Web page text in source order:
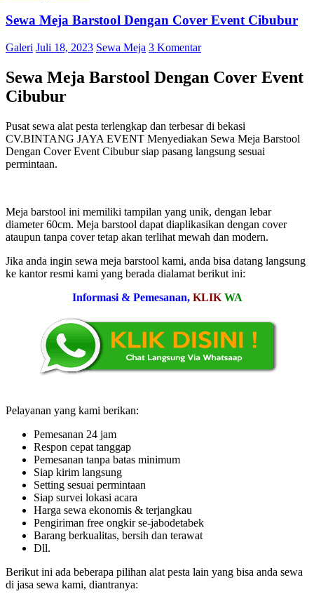
Sewa Meja Barstool Dengan Cover Event Cibubur
Galeri Juli 18, 2023 Sewa Meja 3 Komentar
Sewa Meja Barstool Dengan Cover Event
Cibubur
Pusat sewa alat pesta terlengkap dan terbesar di bekasi
CV.BINTANG JAYA EVENT Menyediakan Sewa Meja Barstool
Dengan Cover Event Cibubur siap pasang langsung sesuai
permintaan.
Meja barstool ini memiliki tampilan yang unik, dengan lebar
diameter 60cm. Meja barstool dapat diaplikasikan dengan cover
ataupun tanpa cover tetap akan terlihat mewah dan modern.
Jika anda ingin sewa meja barstool kami, anda bisa datang langsung
ke kantor resmi kami yang berada dialamat berikut ini:
Informasi & Pemesanan, KLIK WA
Pelayanan yang kami berikan:
Pemesanan 24 jam
Respon cepat tanggap
Pemesanan tanpa batas minimum
Siap kirim langsung
Setting sesuai permintaan
Siap survei lokasi acara
Harga sewa ekonomis & terjangkau
Pengiriman free ongkir se-jabodetabek
Barang berkualitas, bersih dan terawat
Dll.
Berikut ini ada beberapa pilihan alat pesta lain yang bisa anda sewa
di jasa sewa kami, diantranya: